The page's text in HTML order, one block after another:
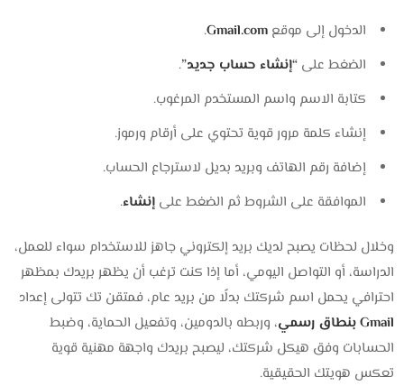
الدخول إلى موقعGmail.com
.
الضغط على“إنشاء حساب جديد”.
كتابة الاسم واسم المستخدم المرغوب.
إنشاء كلمة مرور قوية تحتوي على أرقام ورموز.
إضافة رقم الهاتف وبريد بديل لاسترجاع الحساب.
الموافقة على الشروط ثم الضغط علىإنشاء.
وخلال لحظات يصبح لديك بريد إلكتروني جاهز للاستخدام سواء للعمل،
الدراسة، أو التواصل اليومي، أما إذا كنت ترغب أن يظهر بريدك بمظهر
احترافي يحمل اسم شركتك بدلًا من بريد عام، فمتقن تك تتولى إعداد
Gmail بنطاق رسمي
، وربطه بالدومين، وتفعيل الحماية، وضبط
الحسابات وفق هيكل شركتك، ليصبح بريدك واجهة مهنية قوية
تعكس هويتك الحقيقية.